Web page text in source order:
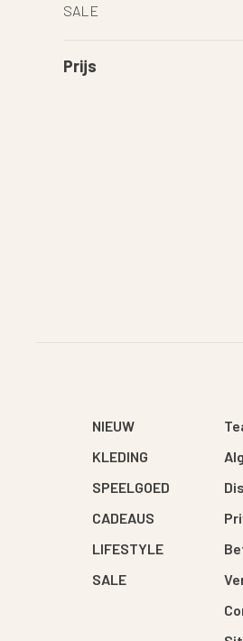
SALE
Prijs
NIEUW
KLEDING
SPEELGOED
CADEAUS
LIFESTYLE
SALE